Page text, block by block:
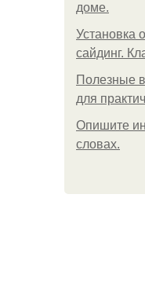
доме.
Установка
сайдинг.
Полезные
для
Опишите
словах.